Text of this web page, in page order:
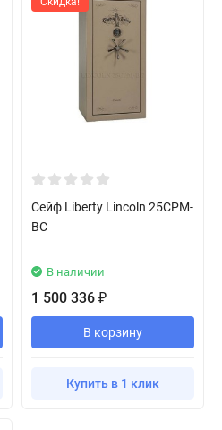
Сейф Liberty Lincoln 25CPM-
BC
В наличии
1 500 336 ₽
В корзину
Купить в 1 клик